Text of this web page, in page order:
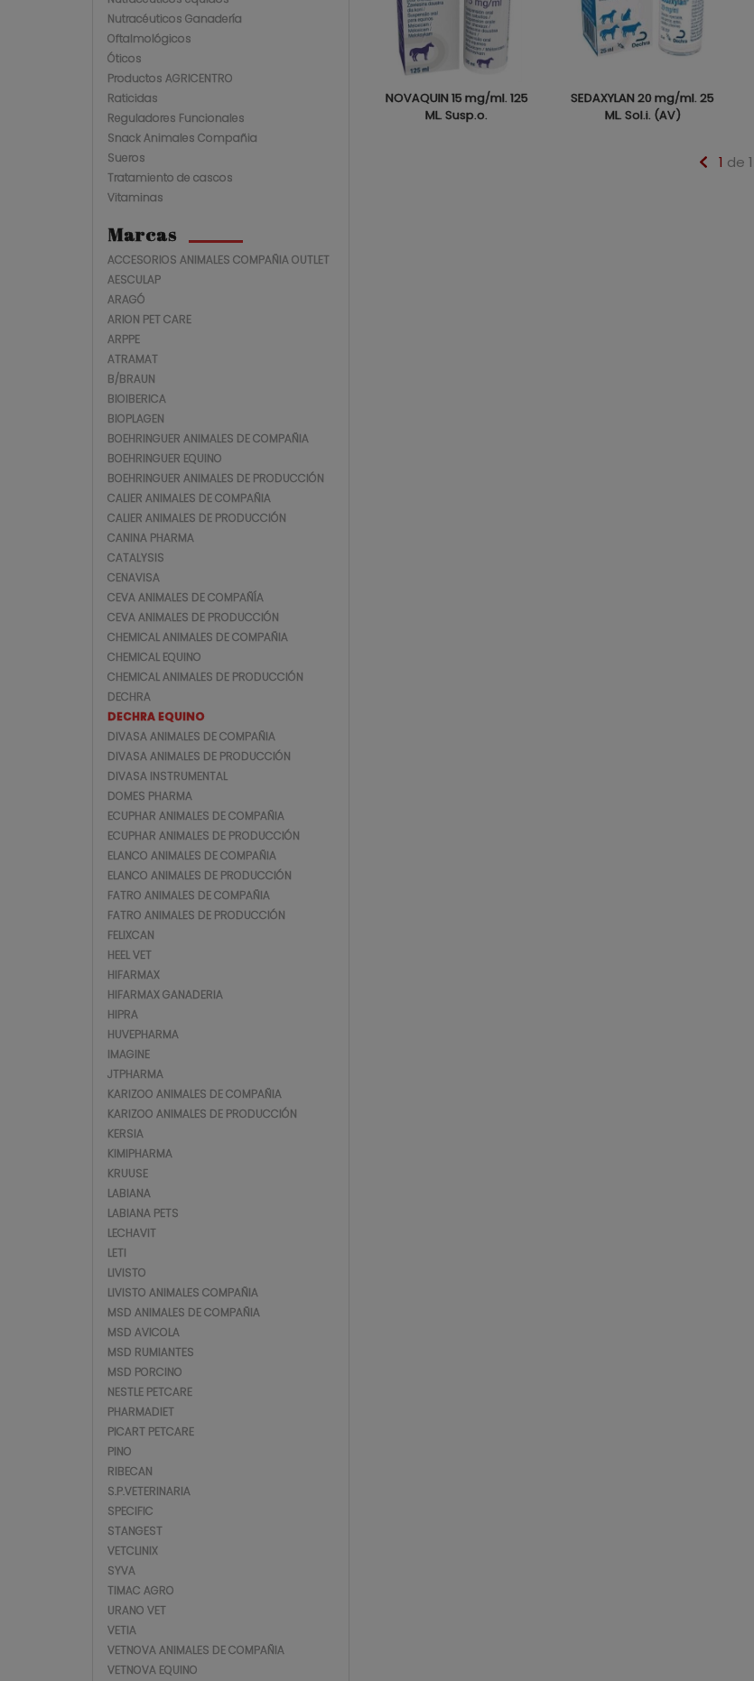
NOVAQUIN 15 mg/ml. 125
ML. Susp.o.
SEDAXYLAN 20 mg/ml. 25
ML. Sol.i. (AV)
1 de 1
Nutracéuticos Ganadería
Oftalmológicos
Óticos
Productos AGRICENTRO
Raticidas
Reguladores Funcionales
Snack Animales Compañia
Sueros
Tratamiento de cascos
Vitaminas
Marcas
ACCESORIOS ANIMALES COMPAÑIA OUTLET
AESCULAP
ARAGÓ
ARION PET CARE
ARPPE
ATRAMAT
B/BRAUN
BIOIBERICA
BIOPLAGEN
BOEHRINGUER ANIMALES DE COMPAÑIA
BOEHRINGUER EQUINO
BOEHRINGUER ANIMALES DE PRODUCCIÓN
CALIER ANIMALES DE COMPAÑIA
CALIER ANIMALES DE PRODUCCIÓN
CANINA PHARMA
CATALYSIS
CENAVISA
CEVA ANIMALES DE COMPAÑÍA
CEVA ANIMALES DE PRODUCCIÓN
CHEMICAL ANIMALES DE COMPAÑIA
CHEMICAL EQUINO
CHEMICAL ANIMALES DE PRODUCCIÓN
DECHRA
DECHRA EQUINO
DIVASA ANIMALES DE COMPAÑIA
DIVASA ANIMALES DE PRODUCCIÓN
DIVASA INSTRUMENTAL
DOMES PHARMA
ECUPHAR ANIMALES DE COMPAÑIA
ECUPHAR ANIMALES DE PRODUCCIÓN
ELANCO ANIMALES DE COMPAÑIA
ELANCO ANIMALES DE PRODUCCIÓN
FATRO ANIMALES DE COMPAÑIA
FATRO ANIMALES DE PRODUCCIÓN
FELIXCAN
HEEL VET
HIFARMAX
HIFARMAX GANADERIA
HIPRA
HUVEPHARMA
IMAGINE
JTPHARMA
KARIZOO ANIMALES DE COMPAÑIA
KARIZOO ANIMALES DE PRODUCCIÓN
KERSIA
KIMIPHARMA
KRUUSE
LABIANA
LABIANA PETS
LECHAVIT
LETI
LIVISTO
LIVISTO ANIMALES COMPAÑIA
MSD ANIMALES DE COMPAÑIA
MSD AVICOLA
MSD RUMIANTES
MSD PORCINO
NESTLE PETCARE
PHARMADIET
PICART PETCARE
PINO
RIBECAN
S.P.VETERINARIA
SPECIFIC
STANGEST
VETCLINIX
SYVA
TIMAC AGRO
URANO VET
VETIA
VETNOVA ANIMALES DE COMPAÑIA
VETNOVA EQUINO